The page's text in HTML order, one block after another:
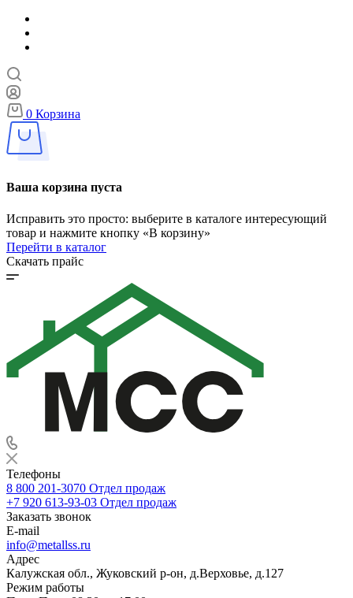
0 Корзина
Ваша корзина пуста
Исправить это просто: выберите в каталоге интересующий
товар и нажмите кнопку «В корзину»
Перейти в каталог
Скачать прайс
Телефоны
8 800 201-3070 Отдел продаж
+7 920 613-93-03 Отдел продаж
Заказать звонок
E-mail
info@metallss.ru
Адрес
Калужская обл., Жуковский р-он, д.Верховье, д.127
Режим работы